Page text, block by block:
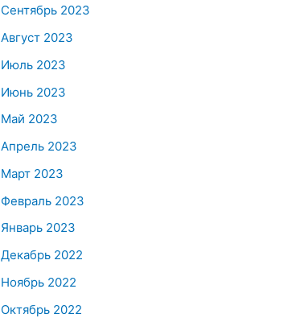
Сентябрь 2023
Август 2023
Июль 2023
Июнь 2023
Май 2023
Апрель 2023
Март 2023
Февраль 2023
Январь 2023
Декабрь 2022
Ноябрь 2022
Октябрь 2022